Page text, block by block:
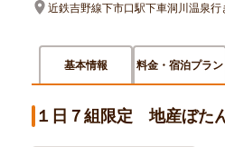
近鉄吉野線下市口駅下車洞川温泉
基本情報 料金・宿泊プラン
１日７組限定 地産ぼた